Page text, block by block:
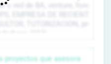
proyectos que asesora